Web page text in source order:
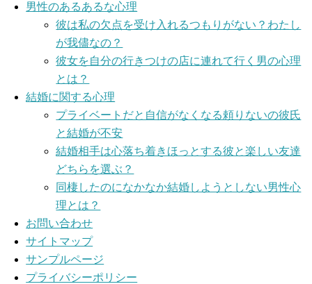
男性のあるあるな心理
彼は私の欠点を受け入れるつもりがない？わたし
が我儘なの？
彼女を自分の行きつけの店に連れて行く男の心理
とは？
結婚に関する心理
プライベートだと自信がなくなる頼りないの彼氏
と結婚が不安
結婚相手は心落ち着きほっとする彼と楽しい友達
どちらを選ぶ？
同棲したのになかなか結婚しようとしない男性心
理とは？
お問い合わせ
サイトマップ
サンプルページ
プライバシーポリシー